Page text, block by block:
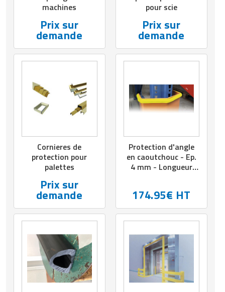
machines
Prix sur
demande
pour scie
Prix sur
demande
Cornieres de
protection pour
palettes
Prix sur
demande
Protection d'angle
en caoutchouc - Ep.
4 mm - Longueur
174.95€ HT